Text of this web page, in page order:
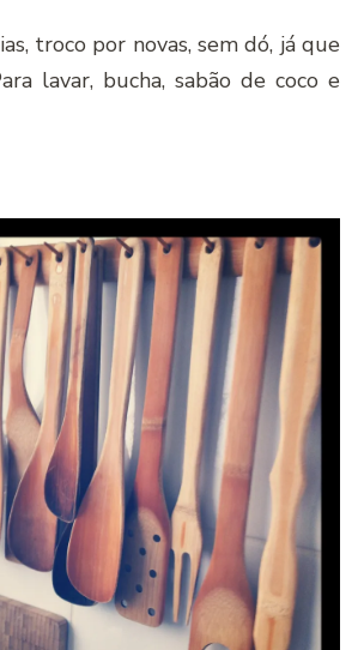
troco por novas, sem dó, já que
lavar, bucha, sabão de coco e